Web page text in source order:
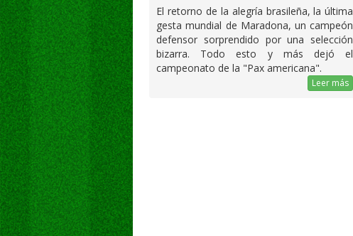
El retorno de la alegría brasileña, la última
gesta mundial de Maradona, un campeón
defensor sorprendido por una selección
bizarra. Todo esto y más dejó el
campeonato de la "Pax americana".
Leer más